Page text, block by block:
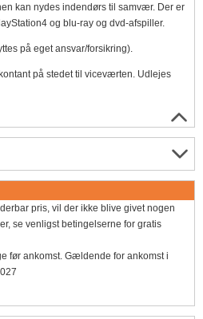
kan nydes indendørs til samvær. Der er
og blu-ray og dvd-afspiller.
på eget ansvar/forsikring).
på stedet til viceværten. Udlejes
pris, vil der ikke blive givet nogen
se venligst betingelserne for gratis
før ankomst. Gældende for ankomst i